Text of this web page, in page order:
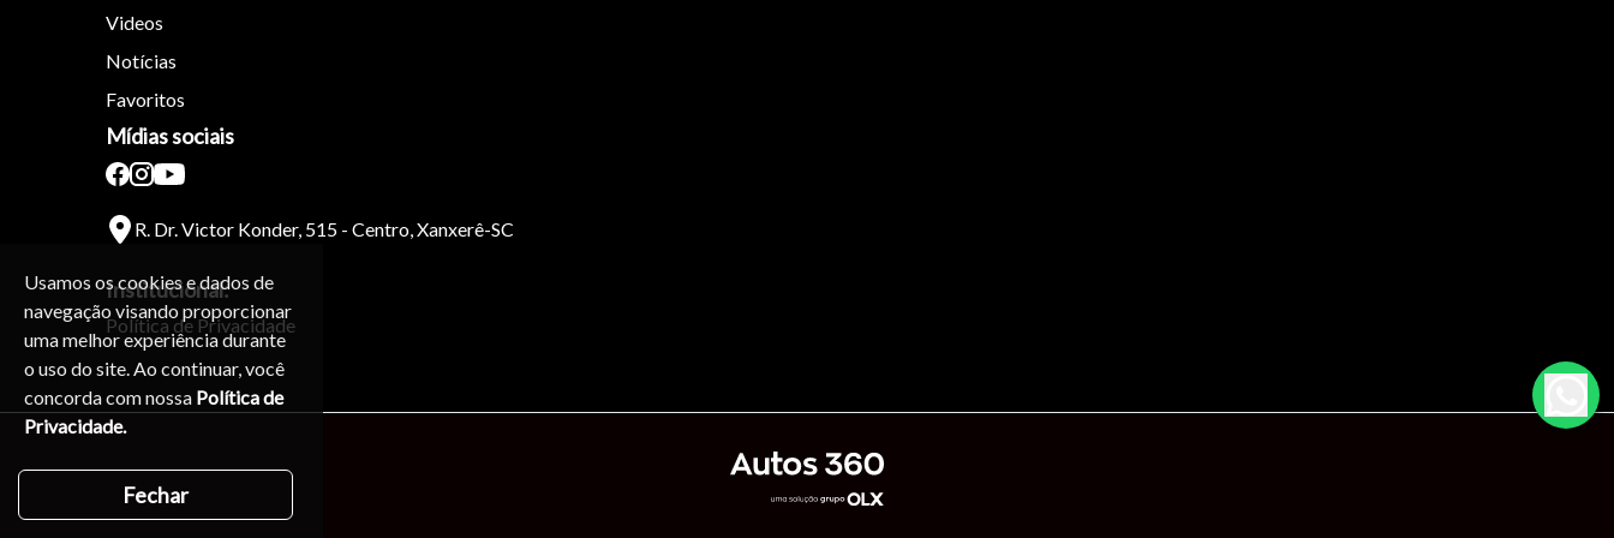
Usamos os cookies e dados de
navegação visando proporcionar
uma melhor experiência durante
o uso do site. Ao continuar, você
concorda com nossa Política de
Privacidade.
Fechar
Videos
Notícias
Favoritos
Mídias sociais
R. Dr. Victor Konder, 515 - Centro, Xanxerê-SC
Institucional:
Política de Privacidade